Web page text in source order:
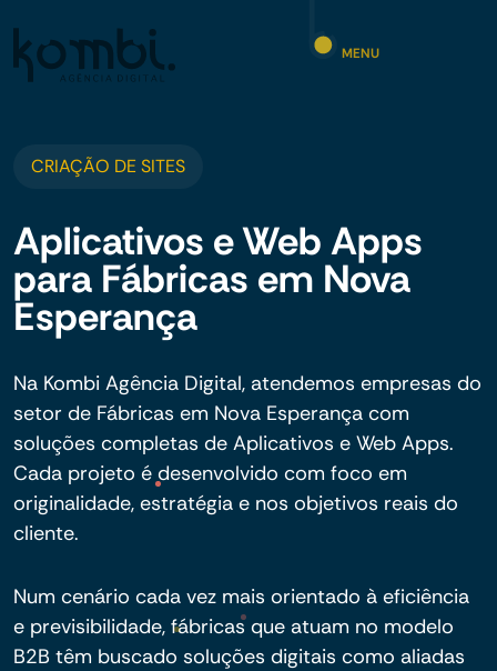
MENU
CRIAÇÃO DE SITES
Aplicativos e Web Apps
para Fábricas em Nova
Esperança
Na Kombi Agência Digital, atendemos empresas do
setor de Fábricas em Nova Esperança com
soluções completas de Aplicativos e Web Apps.
Cada projeto é desenvolvido com foco em
originalidade, estratégia e nos objetivos reais do
cliente.
Num cenário cada vez mais orientado à eficiência
e previsibilidade, fábricas que atuam no modelo
B2B têm buscado soluções digitais como aliadas